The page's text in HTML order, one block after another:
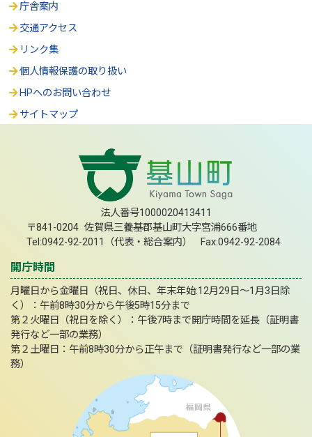
庁舎案内
交通アクセス
リンク集
個人情報保護の取り扱い
HPへのお問い合わせ
サイトマップ
法人番号1000020413411
〒841-0204 佐賀県三養基郡基山町大字宮浦666番地
Tel:0942-92-2011（代表・総合案内） Fax:0942-92-2084
開庁時間
月曜日から金曜日（祝日、休日、年末年始:12月29日～1月3日除
く）：午前8時30分から午後5時15分まで
第２火曜日（祝日を除く）：午後7時まで開庁時間を延長（証明書
発行など一部の業務）
第２土曜日：午前8時30分から正午まで（証明書発行など一部の業
務）